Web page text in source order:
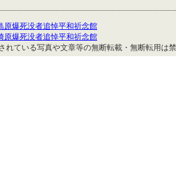
原爆死没者追悼平和祈念館
原爆死没者追悼平和祈念館
れている写真や文章等の無断転載・無断転用は